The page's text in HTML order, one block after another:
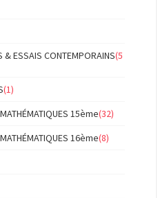
& ESSAIS CONTEMPORAINS(5
(1)
15ème(32)
16ème(8)